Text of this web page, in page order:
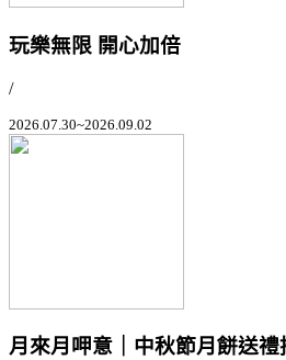
玩樂無限 開心加倍
/
2026.07.30~2026.09.02
月來月呷意｜中秋節月餅送禮